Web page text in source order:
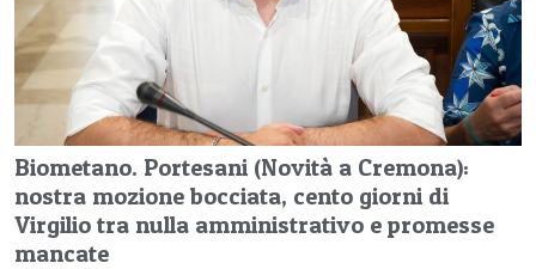
Biometano. Portesani (Novità a Cremona):
nostra mozione bocciata, cento giorni di
Virgilio tra nulla amministrativo e promesse
mancate